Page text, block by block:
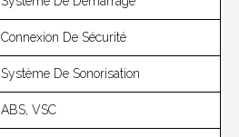
Connexion De Sécurité
Système De Sonorisation
ABS, VSC